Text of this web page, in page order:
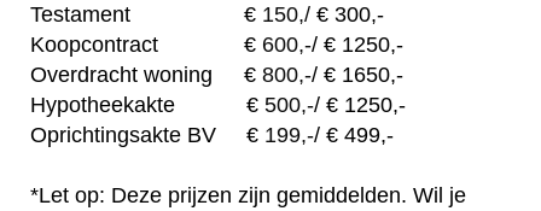
Testament
€ 150,/ € 300,-
Koopcontract
€ 600,-/ € 1250,-
Overdracht woning
€ 800,-/ € 1650,-
Hypotheekakte
€ 500,-/ € 1250,-
Oprichtingsakte BV € 199,-/ € 499,-
*Let op: Deze prijzen zijn gemiddelden. Wil je